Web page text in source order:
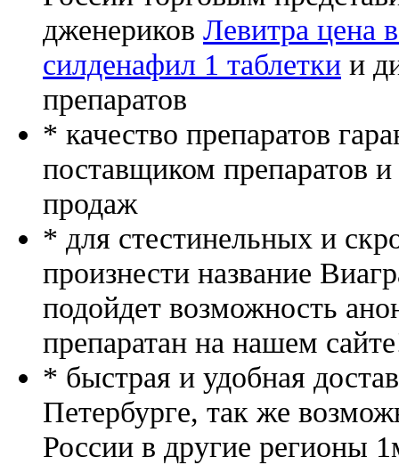
дженериков Левитра цена
силденафил 1 таблетки и
препаратов
* качество препаратов
поставщиком препаратов
продаж
* для стестинельных и
произнести название
подойдет возможность
препаратан на нашем
* быстрая и удобная
Петербурге, так же
России в другие регионы